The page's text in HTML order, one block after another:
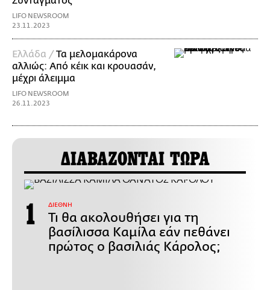
LIFO NEWSROOM
23.11.2023
Ελλάδα / Τα μελομακάρονα
αλλιώς: Από κέικ και κρουασάν,
μέχρι άλειμμα
LIFO NEWSROOM
26.11.2023
ΔΙΑΒΑΖΟΝΤΑΙ ΤΩΡΑ
ΔΙΕΘΝΗ
Τι θα ακολουθήσει για τη
βασίλισσα Καμίλα εάν πεθάνει
πρώτος ο βασιλιάς Κάρολος;